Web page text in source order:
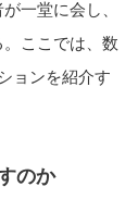
一堂に会し、
ここでは、数
ョンを紹介す
のか